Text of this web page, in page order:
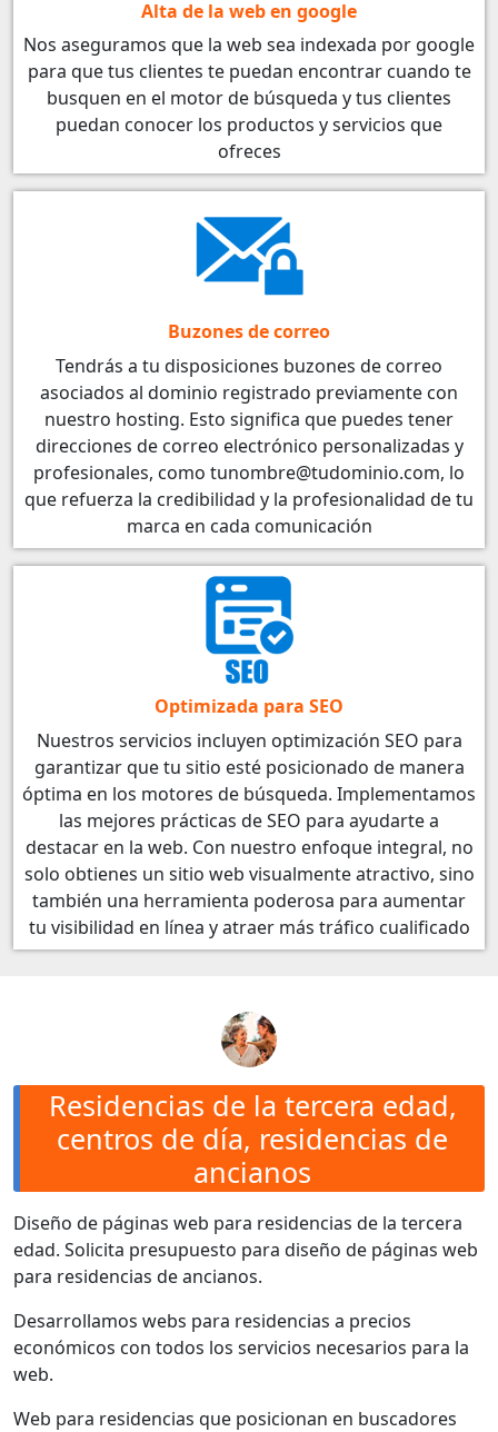
Alta de la web en google
Nos aseguramos que la web sea indexada por google
para que tus clientes te puedan encontrar cuando te
busquen en el motor de búsqueda y tus clientes
puedan conocer los productos y servicios que
ofreces
Buzones de correo
Tendrás a tu disposiciones buzones de correo
asociados al dominio registrado previamente con
nuestro hosting. Esto significa que puedes tener
direcciones de correo electrónico personalizadas y
profesionales, como tunombre@tudominio.com, lo
que refuerza la credibilidad y la profesionalidad de tu
marca en cada comunicación
Optimizada para SEO
Nuestros servicios incluyen optimización SEO para
garantizar que tu sitio esté posicionado de manera
óptima en los motores de búsqueda. Implementamos
las mejores prácticas de SEO para ayudarte a
destacar en la web. Con nuestro enfoque integral, no
solo obtienes un sitio web visualmente atractivo, sino
también una herramienta poderosa para aumentar
tu visibilidad en línea y atraer más tráfico cualificado
Residencias de la tercera edad,
centros de día, residencias de
ancianos
Diseño de páginas web para residencias de la tercera
edad. Solicita presupuesto para diseño de páginas web
para residencias de ancianos.
Desarrollamos webs para residencias a precios
económicos con todos los servicios necesarios para la
web.
Web para residencias que posicionan en buscadores